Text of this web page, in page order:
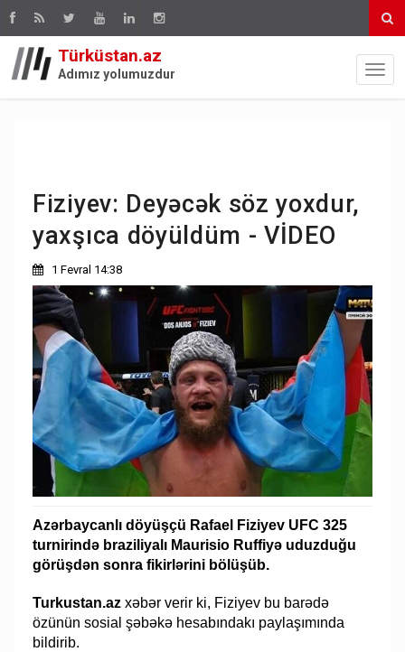
Türküstan.az
Adımız yolumuzdur
Fiziyev: Deyəcək söz yoxdur,
yaxşıca döyüldüm - VİDEO
1 Fevral 14:38
Azərbaycanlı döyüşçü Rafael Fiziyev UFC 325
turnirində braziliyalı Maurisio Ruffiyə uduzduğu
görüşdən sonra fikirlərini bölüşüb.
Turkustan.az xəbər verir ki, Fiziyev bu barədə
özünün sosial şəbəkə hesabındakı paylaşımında
bildirib.